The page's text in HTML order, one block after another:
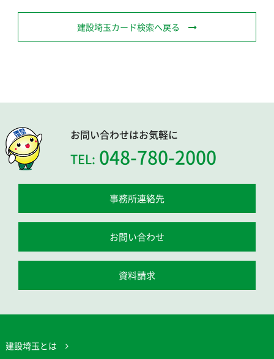
建設埼玉カード検索へ戻る
お問い合わせはお気軽に
TEL: 048-780-2000
事務所連絡先
お問い合わせ
資料請求
建設埼玉とは